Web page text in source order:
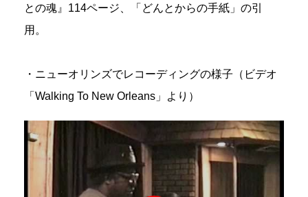
との魂』114ページ、「どんとからの手紙」の引
用。
・ニューオリンズでレコーディングの様子（ビデオ
「Walking To New Orleans」より）